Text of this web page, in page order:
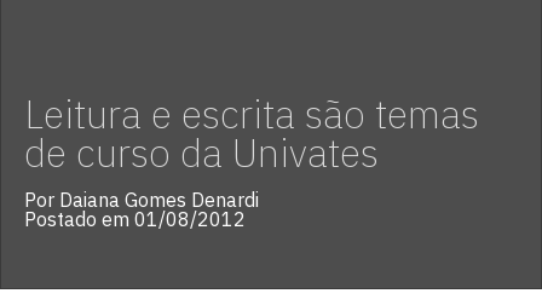
Leitura e escrita são temas
de curso da Univates
Por Daiana Gomes Denardi
Postado em 01/08/2012